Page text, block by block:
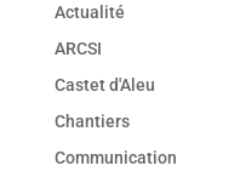
Actualité
ARCSI
Castet d'Aleu
Chantiers
Communication